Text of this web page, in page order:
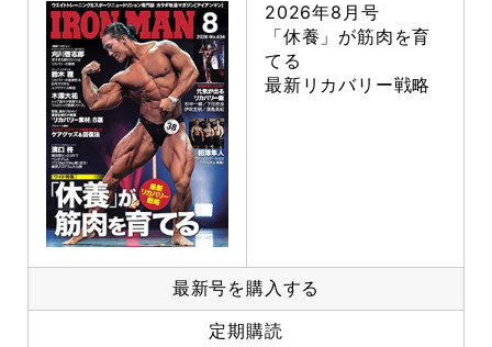
2026年8月号
「休養」が筋肉を育
てる
最新リカバリー戦略
最新号を購入する
定期購読